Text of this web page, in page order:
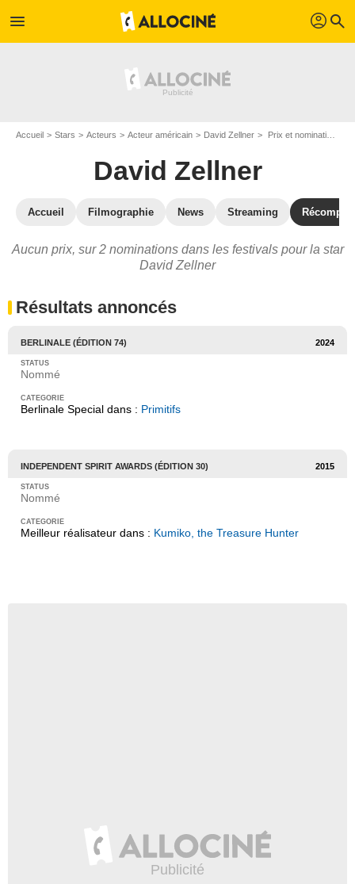
menu profil search
Accueil Stars Acteurs Acteur américain David Zellner Prix et nominations de David Zellner
David Zellner
Accueil Filmographie News Streaming
Aucun prix, sur 2 nominations dans les festivals pour la star
David Zellner
Résultats annoncés
BERLINALE (ÉDITION 74) 2024
Nommé
Berlinale Special dans : Primitifs
INDEPENDENT SPIRIT AWARDS (ÉDITION 30) 2015
Nommé
Meilleur réalisateur dans : Kumiko, the Treasure Hunter